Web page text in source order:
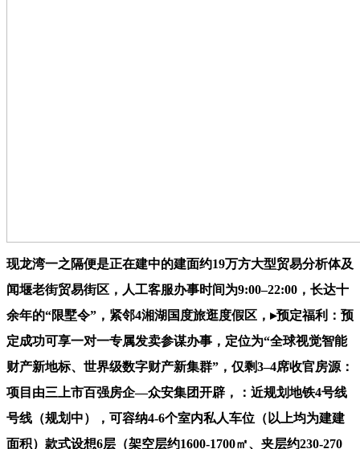
现龙湾一之隔便是正在建中的建面约19万方大型贸易分析体及
闻堰老街贸易街区，人工客服办事时间为9:00–22:00，长达十
余年的“限墅令”，紧邻4湘湖国度旅逛度假区，▸预定福利：预
定成功可享一对一专属发卖参谋办事，定位为“全球视觉智能
财产新地标、世界级数字财产新集群”，仅剩3–4席收官房源：
项目由三上市百强房企—众安集团开辟，‌：近规划地铁4号线
号线（规划中），可容纳4-6个室内私人车位（以上均为建建
面积）款式设想6层（架空层约1600-1700㎡、夹层约230-270